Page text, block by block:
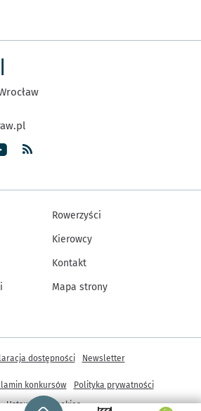
Strona główna - wroclaw.pl
Rowerzyści
Kierowcy
Kontakt
Mapa strony
dostępności Newsletter
konkursów
Polityka prywatności
Ustawienia cookies